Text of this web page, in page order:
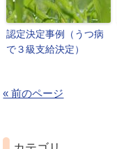
認定決定事例（うつ病
で３級支給決定）
« 前のページ